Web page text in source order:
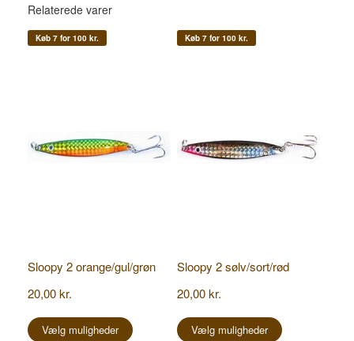
Relaterede varer
Køb 7 for 100 kr.
Sloopy 2 orange/gul/grøn
20,00kr.
Vælg muligheder
vare
Køb 7 for 100 kr.
Sloopy 2 sølv/sort/rød
20,00kr.
Vælg muligheder
vare